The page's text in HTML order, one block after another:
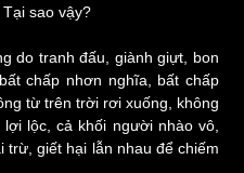
Tại sao vậy?
tranh đấu, giành giựt, bon
chấp nhơn nghĩa, bất chấp
từ trên trời rơi xuống, không
lộc, cả khối người nhào vô,
trừ, giết hại lẫn nhau để chiếm